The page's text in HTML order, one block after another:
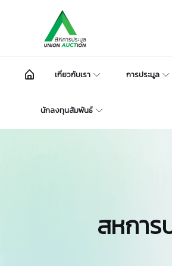
เกี่ยวกับเรา การประมูล
นักลงทุนสัมพันธ์
สหการ